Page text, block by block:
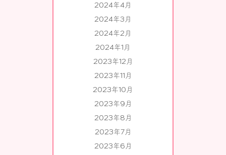
2024年4月
2024年3月
2024年2月
2024年1月
2023年12月
2023年11月
2023年10月
2023年9月
2023年8月
2023年7月
2023年6月